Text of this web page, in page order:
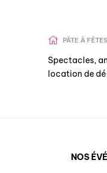
PÂTE Â FÊTES
Spectacles,
location de
NOS